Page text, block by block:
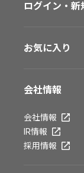
ログイン・新
お気に入り
会社情報
会社情報
IR情報
採用情報